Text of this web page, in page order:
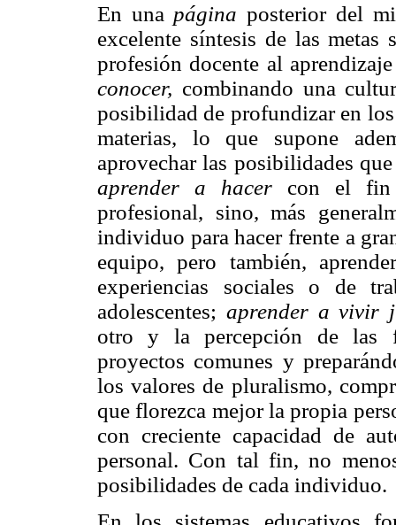
En una páginaposterior del
excelente síntesis de las
profesión docente al
conocer, combinando una
posibilidad de profundizar en
materias, lo que supone
aprovechar las posibilidades
aprender a hacer con el fin
profesional, sino, más
individuo para hacer frente a
equipo, pero también,
experiencias sociales o de
adolescentes; aprender a vivir
otro y la percepción de las
proyectos comunes y
los valores de pluralismo,
que florezca mejor la propia
con creciente capacidad de
personal. Con tal fin, no
posibilidades de cada individuo.